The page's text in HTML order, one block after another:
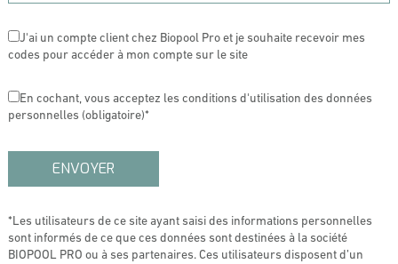
J'ai un compte client chez Biopool Pro et je souhaite recevoir mes
codes pour accéder à mon compte sur le site
En cochant, vous acceptez les conditions d'utilisation des données
personnelles (obligatoire)*
*Les utilisateurs de ce site ayant saisi des informations personnelles
sont informés de ce que ces données sont destinées à la société
BIOPOOL PRO ou à ses partenaires. Ces utilisateurs disposent d’un